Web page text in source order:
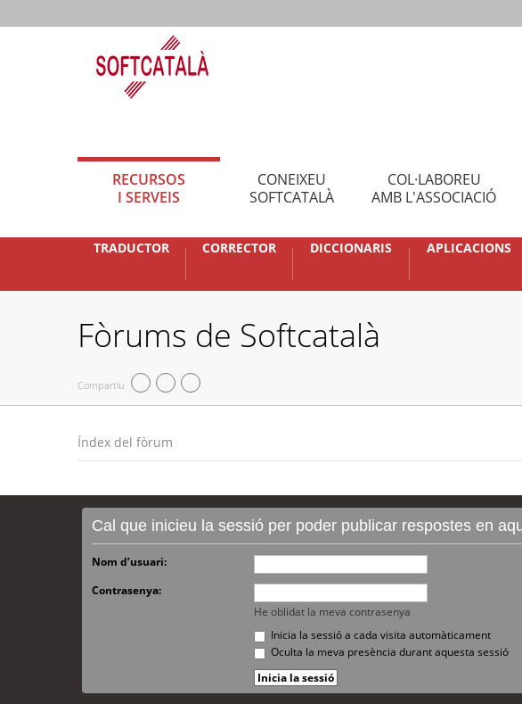
RECURSOS
I SERVEIS
CONEIXEU
SOFTCATALÀ
COL·LABOREU
AMB L'ASSOCIACIÓ
TRADUCTOR CORRECTOR DICCIONARIS APLICACIONS
Fòrums de Softcatalà
Compartiu
Índex del fòrum
Cal que inicieu la sessió per poder publicar respostes en
Nom d’usuari:
Contrasenya:
He oblidat la meva contrasenya
Inicia la sessió a cada visita automàticament
Oculta la meva presència durant aquesta sessió